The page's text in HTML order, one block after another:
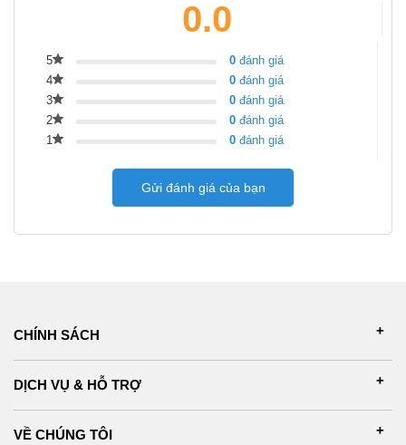
0.0
5 0 đánh giá
4
0 đánh giá
3
0 đánh giá
2
0 đánh giá
1
0 đánh giá
Gửi đánh giá của bạn
CHÍNH SÁCH
DỊCH VỤ & HỖ TRỢ
VỀ CHÚNG TÔI